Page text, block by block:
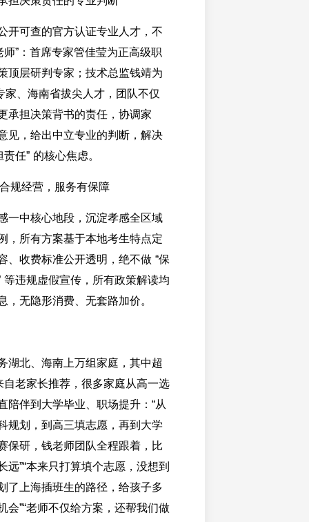
开可查的官方认证专业人才，不
师”：首席专家管佳莹为正高级职
顶层研判专家；技术总监钱靖为
家、海南省拔尖人才，团队不仅
承担决策背书的责任，协调家
见，给出中立专业的判断，解决
任” 的核心焦虑。
规经营，服务有保障
一中核心地段，沉淀孝感全区域
，所有方案基于本地考生特点定
、收费标准公开透明，绝不做 “保
等违规虚假宣传，所有政策解读均
，无隐形消费、无套路加价。
湖北、海南上万组家庭，其中超
老家长推荐，很多家庭从高一选
陪伴到大学毕业、职场提升：“从
规划，到高三填志愿，再到大学
保研，钱老师团队全程跟着，比
远”“本来只打算填个志愿，没想到
了上海插班生的路径，给孩子多
会”“老师不仅给方案，还帮我们做